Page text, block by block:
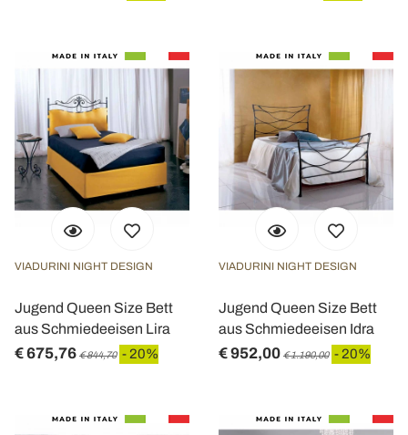
VIADURINI NIGHT DESIGN
Jugend Queen Size Bett
aus Schmiedeeisen Lira
€ 675,76 € 844,70 - 20%
VIADURINI NIGHT DESIGN
Jugend Queen Size Bett
aus Schmiedeeisen Idra
€ 952,00 € 1.190,00 - 20%